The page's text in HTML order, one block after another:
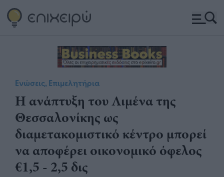
Ενώσεις, Επιμελητήρια
Η ανάπτυξη του Λιμένα της
Θεσσαλονίκης ως
διαμετακομιστικό κέντρο μπορεί
να αποφέρει οικονομικό όφελος
€1,5 - 2,5 δις